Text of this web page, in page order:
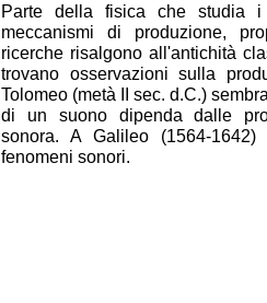
Parte della fisica che studia
meccanismi di produzione,
ricerche risalgono all'antichità
trovano osservazioni sulla
Tolomeo (metà II sec. d.C.)
di un suono dipenda dalle
sonora. A Galileo (1564-
fenomeni sonori.